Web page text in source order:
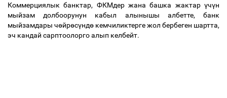
Коммерциялык банктар, ФКМдер жана башка жактар үчүн
мыйзам долбоорунун кабыл алынышы албетте, банк
мыйзамдары чөйрөсүндө кемчиликтерге жол бербеген шартта,
эч кандай сарптоолорго алып келбейт.